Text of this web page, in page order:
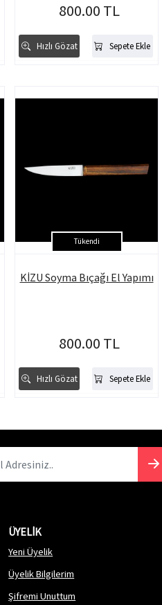
Hızlı Gözat Sepete Ekle
800.00 TL
Tükendi
Hızlı Gözat Sepete Ekle
KİZU Soyma Bıçağı El Yapımı
800.00 TL
ÜYELİK
Yeni Üyelik
Üyelik Bilgilerim
Şifremi Unuttum